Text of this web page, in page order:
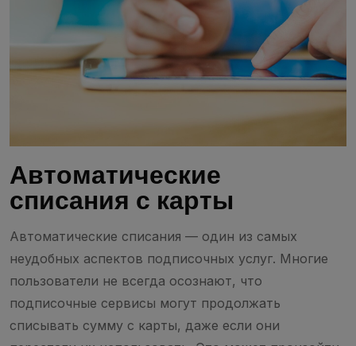
Автоматические
списания с карты
Автоматические списания — один из самых
неудобных аспектов подписочных услуг. Многие
пользователи не всегда осознают, что
подписочные сервисы могут продолжать
списывать сумму с карты, даже если они